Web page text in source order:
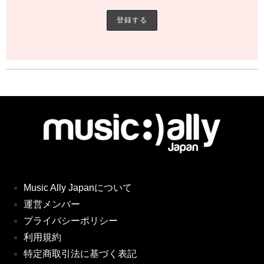
Music Ally Japanについて
運営メンバー
プライバシーポリシー
利用規約
特定商取引法に基づく表記